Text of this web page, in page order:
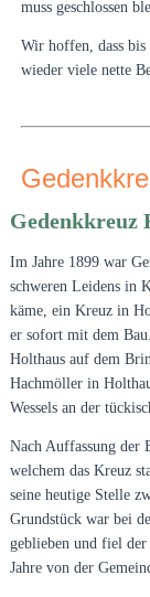
muss geschlossen
Wir hoffen, dass bis
wieder viele nette
Gedenkkreuz
Im Jahre 1899 war
schweren Leidens in
käme, ein Kreuz in
er sofort mit dem
Holthaus auf dem
Hachmöller in
Wessels an der
Nach Auffassung der
welchem das Kreuz
seine heutige Stelle
Grundstück war bei
geblieben und fiel der
Jahre von der